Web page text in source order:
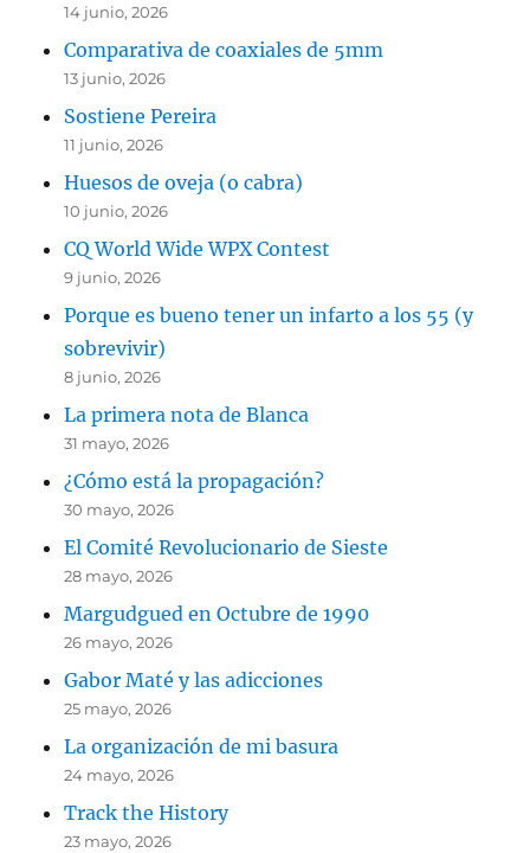
14 junio, 2026
Comparativa de coaxiales de 5mm
13 junio, 2026
Sostiene Pereira
11 junio, 2026
Huesos de oveja (o cabra)
10 junio, 2026
CQ World Wide WPX Contest
9 junio, 2026
Porque es bueno tener un infarto a los 55 (y
sobrevivir)
8 junio, 2026
La primera nota de Blanca
31 mayo, 2026
¿Cómo está la propagación?
30 mayo, 2026
El Comité Revolucionario de Sieste
28 mayo, 2026
Margudgued en Octubre de 1990
26 mayo, 2026
Gabor Maté y las adicciones
25 mayo, 2026
La organización de mi basura
24 mayo, 2026
Track the History
23 mayo, 2026